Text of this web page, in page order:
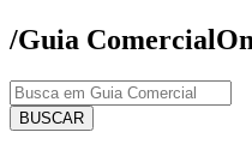
/Guia Comercial
BUSCAR